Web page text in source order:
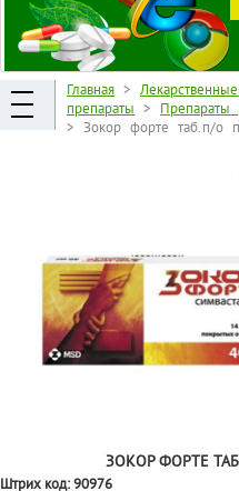
Главная >
препараты > Препараты
> Зокор форте таб.п/о
ЗОКОР ФОРТЕ
Штрих код:90976